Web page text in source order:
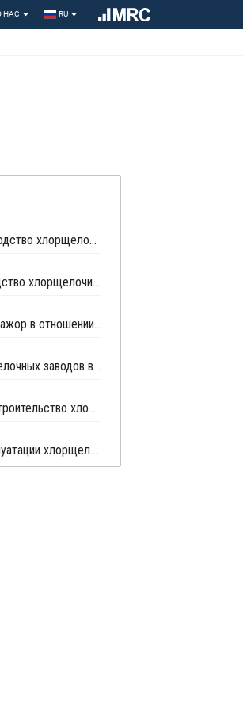
НАС RU
AGC Vinythai запускает производство хлорщелочи в Таиланде с использованием технологии Thyssenkrupp Nucera
Braskem прекращает производство хлорщелочи в Бразилии
Westlake Vinnolit сняла форс-мажор в отношении хлора и каустической соды в Германии
Коэффициент загрузки хлорщелочных заводов в Европе в июле продолжил рост
Китайская Befar Group начала троительство хлорщелочного производства в Египте
Европейские показатели эксплуатации хлорщелочных заводов достигли в феврале трехлетнего максимума